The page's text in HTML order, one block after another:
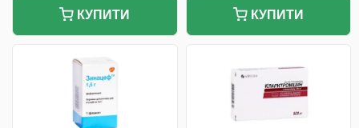
КУПИТИ КУПИТИ